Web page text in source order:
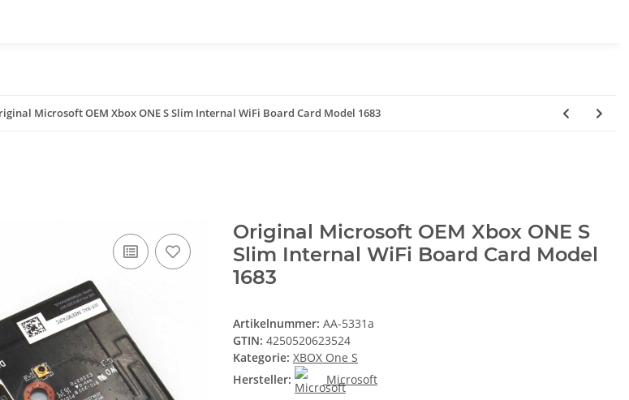
Microsoft OEM Xbox ONE S Slim Internal WiFi Board Card Model 1683
Original Microsoft OEM Xbox ONE S
Slim Internal WiFi Board Card Model
1683
Artikelnummer: AA-5331a
GTIN: 4250520623524
Kategorie: XBOX One S
Hersteller:
Microsoft